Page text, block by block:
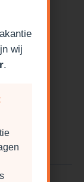
wij
.